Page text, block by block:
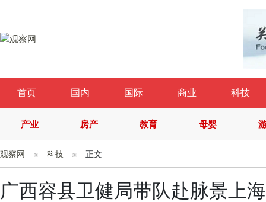
首页 国内 国际 商业 科技
产业 房产 教育 母婴
观察网 科技 正文
广西容县卫健局带队赴脉景上